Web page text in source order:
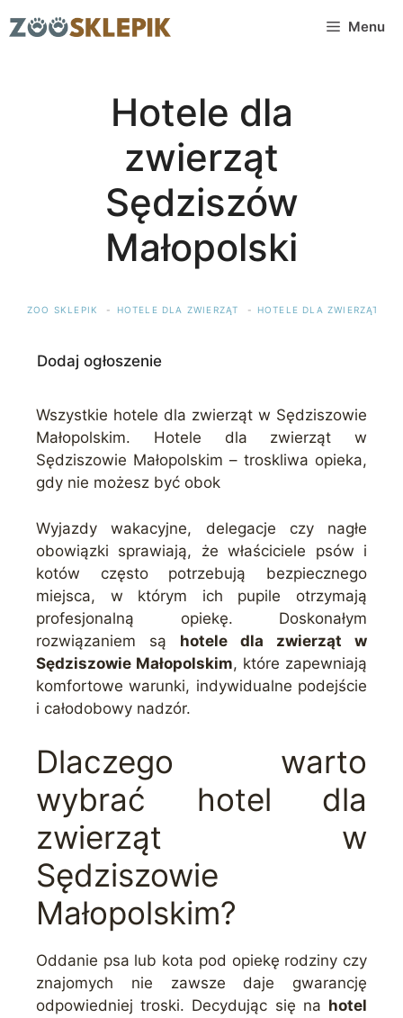
do
Menu
Hotele dla
zwierząt
Sędziszów
Małopolski
ZOO SKLEPIK HOTELE DLA ZWIERZĄT HOTELE DLA ZWIERZĄT
Dodaj ogłoszenie
Wszystkie hotele dla zwierząt w Sędziszowie
Małopolskim. Hotele dla zwierząt w
Sędziszowie Małopolskim – troskliwa opieka,
gdy nie możesz być obok
Wyjazdy wakacyjne, delegacje czy nagłe
obowiązki sprawiają, że właściciele psów i
kotów często potrzebują bezpiecznego
miejsca, w którym ich pupile otrzymają
profesjonalną opiekę. Doskonałym
rozwiązaniem są hotele dla zwierząt w
Sędziszowie Małopolskim, które zapewniają
komfortowe warunki, indywidualne podejście
i całodobowy nadzór.
Dlaczego warto
wybrać hotel dla
zwierząt w
Sędziszowie
Małopolskim?
Oddanie psa lub kota pod opiekę rodziny czy
znajomych nie zawsze daje gwarancję
odpowiedniej troski. Decydując się na hotel